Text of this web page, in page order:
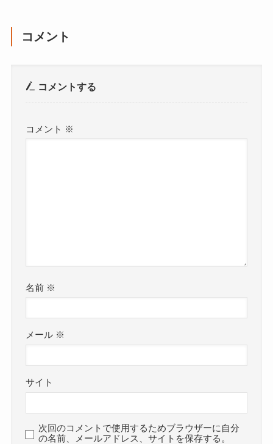
コメント
コメントする
コメント ※
名前 ※
メール ※
サイト
次回のコメントで使用するためブラウザーに自分
の名前、メールアドレス、サイトを保存する。